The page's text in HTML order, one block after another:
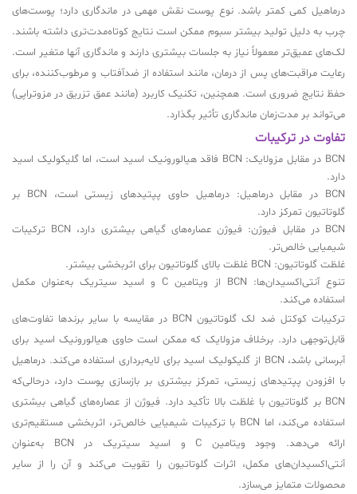
درماهیل کمی کمتر باشد. نوع پوست نقش مهمی در ماندگاری دارد؛ پوست‌های
چرب به دلیل تولید بیشتر سبوم ممکن است نتایج کوتاه‌مدت‌تری داشته باشند.
لک‌های عمیق‌تر معمولاً نیاز به جلسات بیشتری دارند و ماندگاری آنها متغیر است.
رعایت مراقبت‌های پس از درمان، مانند استفاده از ضدآفتاب و مرطوب‌کننده، برای
حفظ نتایج ضروری است. همچنین، تکنیک کاربرد (مانند عمق تزریق در مزوتراپی)
می‌تواند بر مدت‌زمان ماندگاری تأثیر بگذارد.
تفاوت در ترکیبات
BCN در مقابل مزولایک: BCN فاقد هیالورونیک اسید است، اما گلیکولیک اسید
دارد.
BCN در مقابل درماهیل: درماهیل حاوی پپتیدهای زیستی است، BCN بر
گلوتاتیون تمرکز دارد.
BCN در مقابل فیوژن: فیوژن عصاره‌های گیاهی بیشتری دارد، BCN ترکیبات
شیمیایی خالص‌تر.
غلظت گلوتاتیون: BCN غلظت بالای گلوتاتیون برای اثربخشی بیشتر.
تنوع آنتی‌اکسیدان‌ها: BCN از ویتامین C و اسید سیتریک به‌عنوان مکمل
استفاده می‌کند.
ترکیبات کوکتل ضد لک گلوتاتیون BCN در مقایسه با سایر برندها تفاوت‌های
قابل‌توجهی دارد. برخلاف مزولایک که ممکن است حاوی هیالورونیک اسید برای
آبرسانی باشد، BCN از گلیکولیک اسید برای لایه‌برداری استفاده می‌کند. درماهیل
با افزودن پپتیدهای زیستی، تمرکز بیشتری بر بازسازی پوست دارد، درحالی‌که
BCN بر گلوتاتیون با غلظت بالا تأکید دارد. فیوژن از عصاره‌های گیاهی بیشتری
استفاده می‌کند، اما BCN با ترکیبات شیمیایی خالص‌تر، اثربخشی مستقیم‌تری
ارائه می‌دهد. وجود ویتامین C و اسید سیتریک در BCN به‌عنوان
آنتی‌اکسیدان‌های مکمل، اثرات گلوتاتیون را تقویت می‌کند و آن را از سایر
محصولات متمایز می‌سازد.